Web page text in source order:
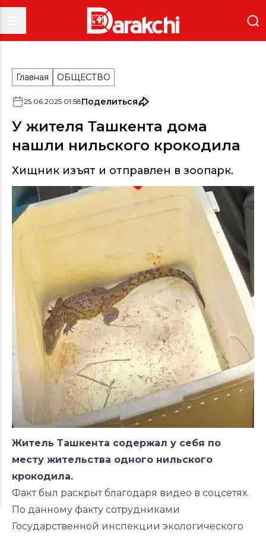
Главная ОБЩЕСТВО
25.06.2025 01:58Поделиться
У жителя Ташкента дома
нашли нильского крокодила
Хищник изъят и отправлен в зоопарк.
Житель Ташкента содержал у себя по
месту жительства одного нильского
крокодила.
Факт был раскрыт благодаря видео в соцсетях.
По данному факту сотрудниками
Государственной инспекции экологического